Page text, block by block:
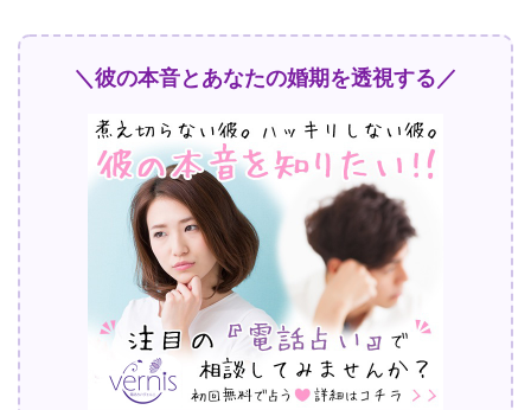
＼彼の本音とあなたの婚期を透視する／